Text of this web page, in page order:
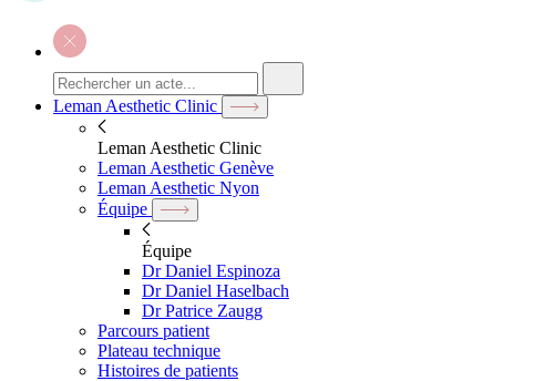
Leman Aesthetic Clinic
Leman Aesthetic Clinic
Leman Aesthetic Genève
Leman Aesthetic Nyon
Équipe
Équipe
Dr Daniel Espinoza
Dr Daniel Haselbach
Dr Patrice Zaugg
Parcours patient
Plateau technique
Histoires de patients